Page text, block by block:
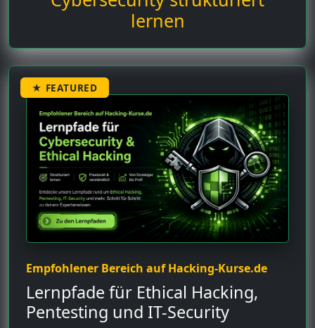
lernen
★ FEATURED
Empfohlener Bereich auf Hacking-Kurse.de
Lernpfade für Ethical Hacking,
Pentesting und IT-Security